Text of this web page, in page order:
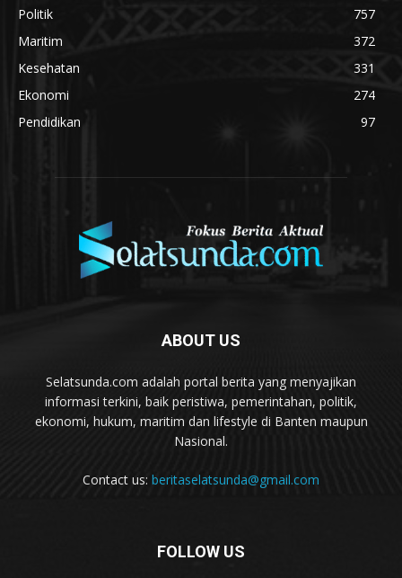
Politik
757
Maritim
372
Kesehatan
331
Ekonomi
274
Pendidikan
97
ABOUT US
Selatsunda.com adalah portal berita yang menyajikan
informasi terkini, baik peristiwa, pemerintahan, politik,
ekonomi, hukum, maritim dan lifestyle di Banten maupun
Nasional.
Contact us: beritaselatsunda@gmail.com
FOLLOW US